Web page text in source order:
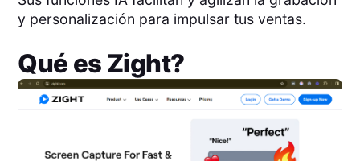
y personalización para impulsar tus ventas.
Qué es Zight?